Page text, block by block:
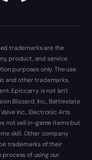
trademarks are the
product, and service
purposes only. The use
and other trademarks,
Epiccarry is not isn't
Blizzard, Inc., Battlestate
Inc., Electronic Arts
not sell in-game items but
skill. Other company
trademarks of their
of using our